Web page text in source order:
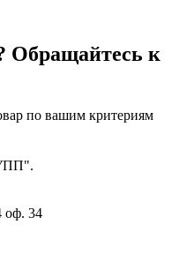
Обращайтесь к
по вашим критериям
оф. 34